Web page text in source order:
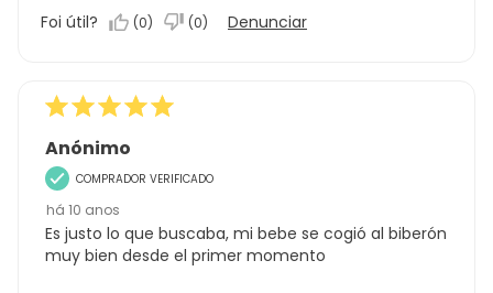
Foi útil? (0) (0) Denunciar
Anónimo
COMPRADOR VERIFICADO
há 10 anos
Es justo lo que buscaba, mi bebe se cogió al biberón
muy bien desde el primer momento